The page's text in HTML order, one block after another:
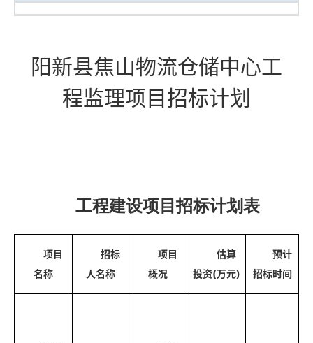
阳新县焦山物流仓储中心工
程监理项目招标计划
工程建设项目招标计划表
项目
名称
招标
人名称
项目
概况
估算
投资(万元)
预计
招标时间